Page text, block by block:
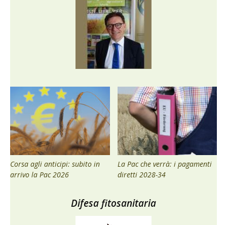
Corsa agli anticipi: subito in
arrivo la Pac 2026
La Pac che verrà: i pagamenti
diretti 2028-34
Difesa fitosanitaria